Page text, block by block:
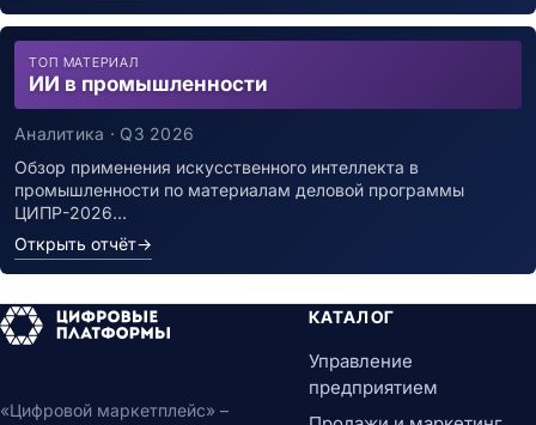
ТОП МАТЕРИАЛ
ИИ в промышленности
Аналитика · Q3 2026
Обзор применения искусственного интеллекта в
промышленности по материалам деловой программы
ЦИПР-2026…
Открыть отчёт→
«Цифровой маркетплейс» –
КАТАЛОГ
Управление
предприятием